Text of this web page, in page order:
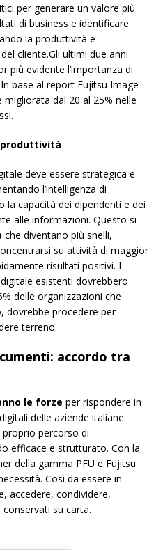
per generare un valore più
di business e identificare
la produttività e
cliente.Gli ultimi due anni
più evidente l’importanza di
base al report Fujitsu Image
dal 20 al 25% nelle
deve essere strategica e
l’intelligenza di
la capacità dei dipendenti e dei
alle informazioni. Questo si
che diventano più snelli,
su attività di maggior
risultati positivi. I
esistenti dovrebbero
delle organizzazioni che
dovrebbe procedere per
terreno.
accordo tra
le forze per rispondere in
delle aziende italiane.
percorso di
efficace e strutturato. Con la
della gamma PFU e Fujitsu
Così da essere in
accedere, condividere,
su carta.